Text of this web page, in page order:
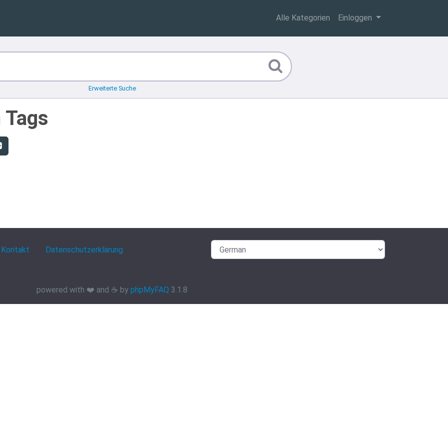
Alle Kategorien Einloggen
Erweiterte Suche
Kontakt Datenschutzerklärung
powered with ❤️ and ☕️ by phpMyFAQ 3.1.8